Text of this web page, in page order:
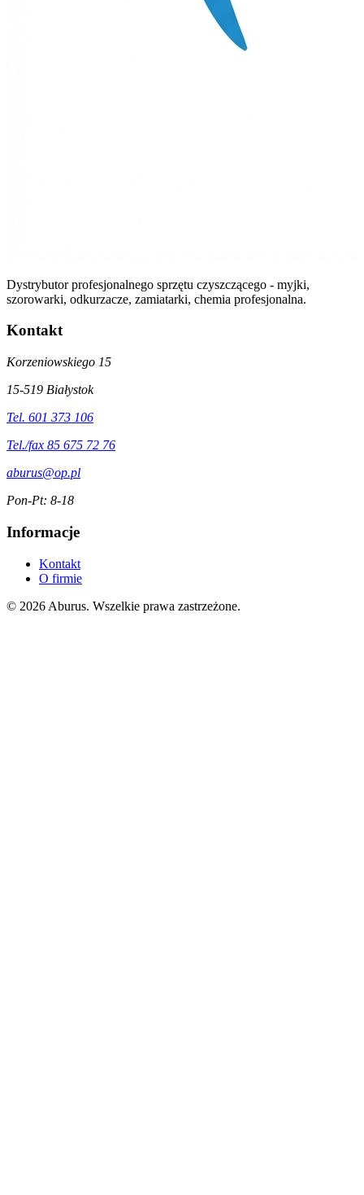
Dystrybutor profesjonalnego sprzętu czyszczącego - myjki,
szorowarki, odkurzacze, zamiatarki, chemia profesjonalna.
Kontakt
Korzeniowskiego 15
15-519 Białystok
Tel. 601 373 106
Tel./fax 85 675 72 76
aburus@op.pl
Pon-Pt: 8-18
Informacje
Kontakt
O firmie
© 2026 Aburus. Wszelkie prawa zastrzeżone.